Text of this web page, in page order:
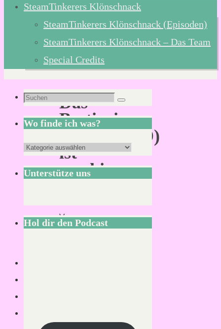
SteamTinkerers Klönschnack
SteamTinkerers Klönschnack (Episoden)
SteamTinkerers Klönschnack – Das Team
Special Credits
Das
Bestiarium
(MIDGARD)
ist
erschienen
Von
Suchen
nach:
Suchen
Wo finde ich was?
Wo
finde
ich
Unterstütze uns
Hol dir den Podcast